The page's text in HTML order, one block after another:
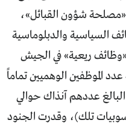
«مصلحة شؤون القبائل»،
السياسية والدبلوماسية
«وظائف ريعية» في الجيش
الموظفين الوهميين تماماً
البالغ عددهم آنذاك حوالي
تلك)، وقدرت الجنود